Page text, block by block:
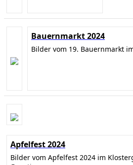
Bauernmarkt 2024
Bilder vom 19. Bauernmarkt
Apfelfest 2024
Bilder vom Apfelfest 2024 im